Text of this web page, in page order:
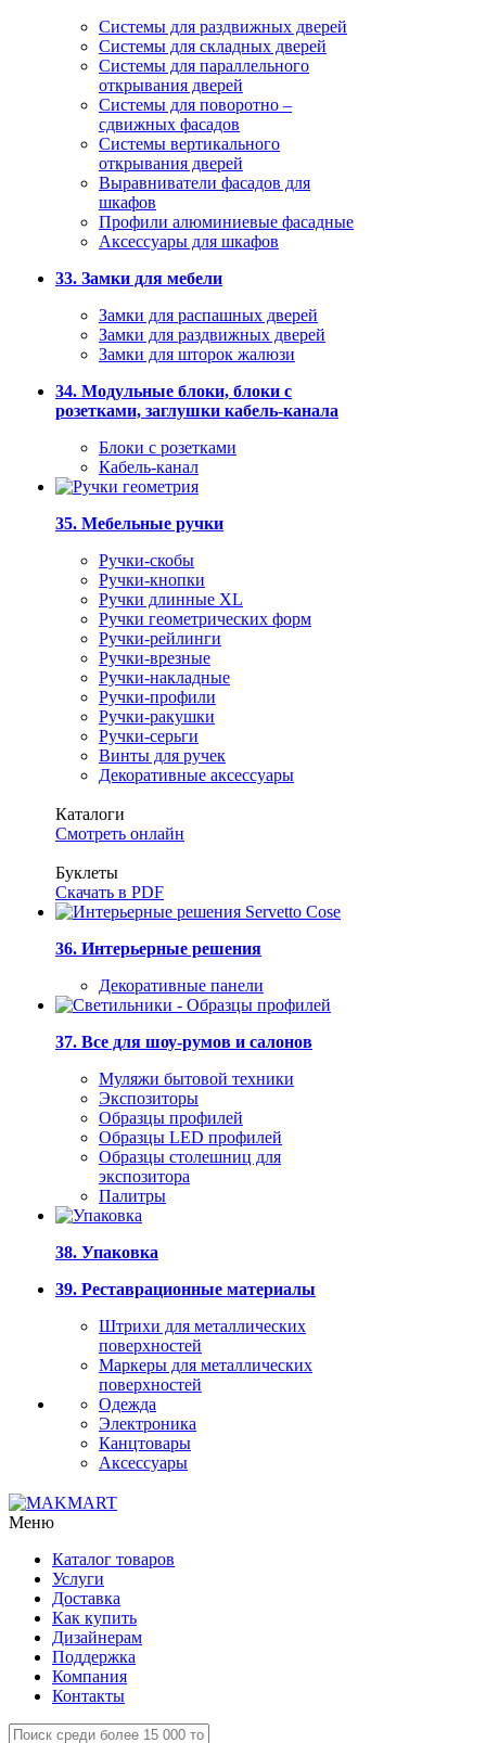
Системы для раздвижных дверей
Системы для складных дверей
Системы для параллельного
открывания дверей
Системы для поворотно –
сдвижных фасадов
Системы вертикального
открывания дверей
Выравниватели фасадов для
шкафов
Профили алюминиевые фасадные
Аксессуары для шкафов
33. Замки для мебели
Замки для распашных дверей
Замки для раздвижных дверей
Замки для шторок жалюзи
34. Модульные блоки, блоки с
розетками, заглушки кабель-канала
Блоки с розетками
Кабель-канал
35. Мебельные ручки
Ручки-скобы
Ручки-кнопки
Ручки длинные XL
Ручки геометрических форм
Ручки-рейлинги
Ручки-врезные
Ручки-накладные
Ручки-профили
Ручки-ракушки
Ручки-серьги
Винты для ручек
Декоративные аксессуары
Каталоги
Смотреть онлайн
Буклеты
Скачать в PDF
36. Интерьерные решения
Декоративные панели
37. Все для шоу-румов и салонов
Муляжи бытовой техники
Экспозиторы
Образцы профилей
Образцы LED профилей
Образцы столешниц для
экспозитора
Палитры
38. Упаковка
39. Реставрационные материалы
Штрихи для металлических
поверхностей
Маркеры для металлических
поверхностей
Одежда
Электроника
Канцтовары
Аксессуары
Меню
Каталог товаров
Услуги
Доставка
Как купить
Дизайнерам
Поддержка
Компания
Контакты